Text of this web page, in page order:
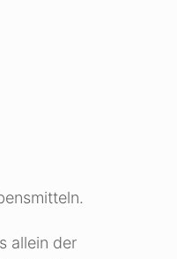
allein der